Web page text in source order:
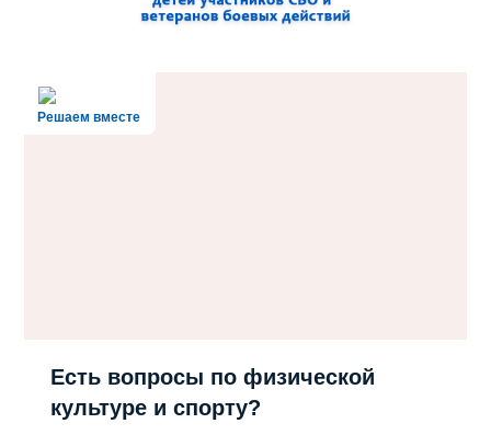
Решаем вместе
Есть вопросы по физической
культуре и спорту?